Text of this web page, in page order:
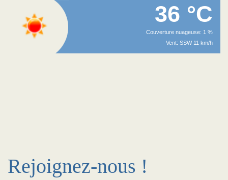
36 °C
Couverture nuageuse: 1 %
Vent: SSW 11 km/h
Rejoignez-nous !